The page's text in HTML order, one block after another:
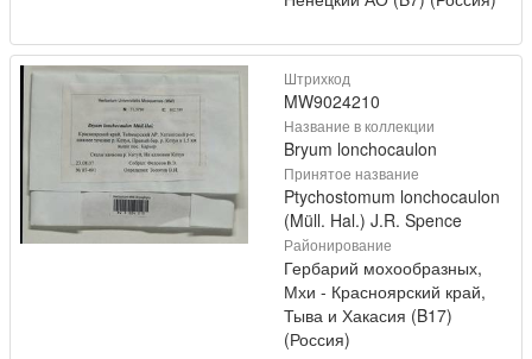
Штрихкод
MW9024210
Название в коллекции
Bryum lonchocaulon
Принятое название
Ptychostomum lonchocaulon
(Müll. Hal.) J.R. Spence
Районирование
Гербарий мохообразных,
Мхи - Красноярский край,
Тыва и Хакасия (B17)
(Россия)